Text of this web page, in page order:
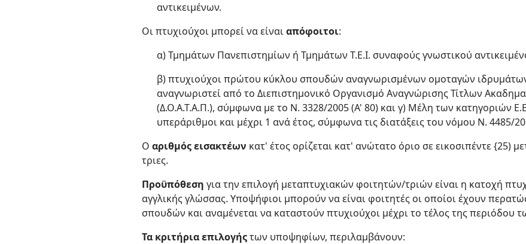
αντικειμένων.
Οι πτυχιούχοι μπορεί να είναιαπόφοιτοι:
α) Τμημάτων Πανεπιστημίων ή Τμημάτων Τ.Ε.Ι. συναφούς γνωστικού
β) πτυχιούχοι πρώτου κύκλου σπουδών αναγνωρισμένων ομοταγών
αναγνωριστεί από το Διεπιστημονικό Οργανισμό Αναγνώρισης Τίτλων
(Δ.Ο.Α.Τ.Α.Π.), σύμφωνα με το Ν. 3328/2005 (Α' 80) και γ) Μέλη των κατηγοριών
υπεράριθμοι και μέχρι 1 ανά έτος, σύμφωνα τις διατάξεις του νόμου Ν. 4485/
Οαριθμός εισακτέων κατ' έτος ορίζεται κατ' ανώτατο όριο σε εικοσιπέντε {25)
τριες.
Προϋπόθεση για την επιλογή μεταπτυχιακών φοιτητών/τριών είναι η κατοχή
αγγλικής γλώσσας. Υποψήφιοι μπορούν να είναι φοιτητές οι οποίοι έχουν
σπουδών και αναμένεται να καταστούν πτυχιούχοι μέχρι το τέλος της περιόδου
Τα κριτήρια επιλογήςτων υποψηφίων, περιλαμβάνουν: